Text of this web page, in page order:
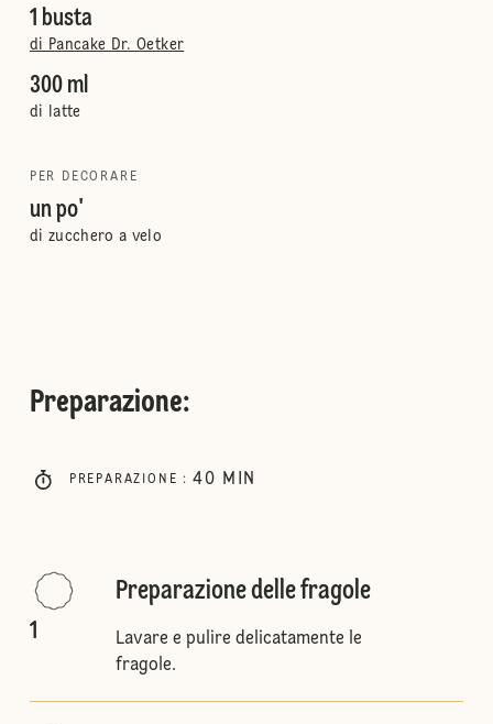
1 busta
di Pancake Dr. Oetker
300 ml
di latte
PER DECORARE
un po'
di zucchero a velo
Preparazione:
PREPARAZIONE : 40 MIN
1
Preparazione delle fragole
Lavare e pulire delicatamente le
fragole.